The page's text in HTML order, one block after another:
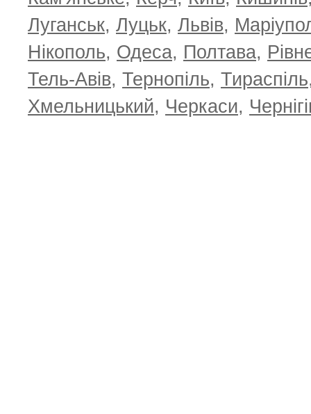
Луганськ, Луцьк, Львів,
Нікополь, Одеса, Полтава,
Тель-Авів, Тернопіль, Тираспіль
Хмельницький, Черкаси,